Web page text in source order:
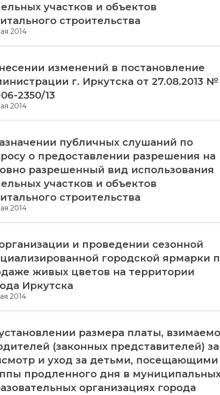
участков и объектов
строительства
2014
изменений в постановление
г. Иркутска от 27.08.2013 №
2350/13
2014
публичных слушаний по
о предоставлении разрешения на
разрешенный вид использования
участков и объектов
строительства
2014
и проведении сезонной
городской ярмарки
живых цветов на территории
Иркутска
2014
размера платы,
(законных представителей) за
и уход за детьми, посещающими
продленного дня в
организациях города